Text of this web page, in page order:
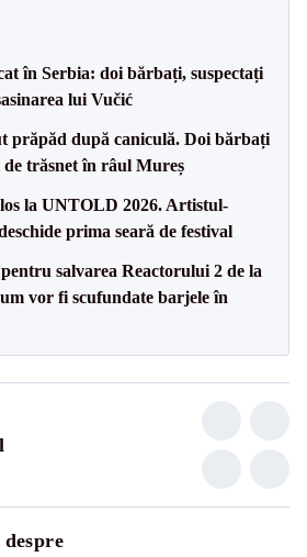
în Serbia: doi bărbați, suspectați
lui Vučić
prăpăd după caniculă. Doi bărbați
trăsnet în râul Mureș
la UNTOLD 2026. Artistul-
prima seară de festival
salvarea Reactorului 2 de la
vor fi scufundate barjele în